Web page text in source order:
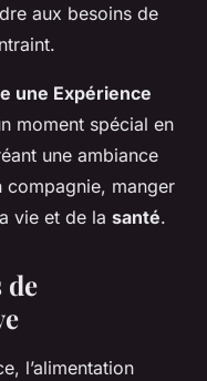
aux besoins de
une Expérience
moment spécial en
une ambiance
compagnie, manger
vie et de la santé.
de
l’alimentation